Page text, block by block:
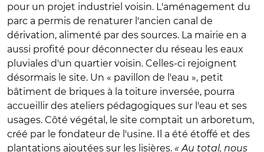
pour un projet industriel voisin. L'aménagement du
parc a permis de renaturer l'ancien canal de
dérivation, alimenté par des sources. La mairie en a
aussi profité pour déconnecter du réseau les eaux
pluviales d'un quartier voisin. Celles-ci rejoignent
désormais le site. Un « pavillon de l'eau », petit
bâtiment de briques à la toiture inversée, pourra
accueillir des ateliers pédagogiques sur l'eau et ses
usages. Côté végétal, le site comptait un arboretum,
créé par le fondateur de l'usine. Il a été étoffé et des
plantations ajoutées sur les lisières. « Au total, nous